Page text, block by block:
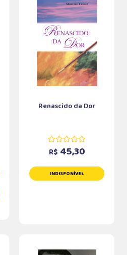
Renascido da Dor
R$ 45,30
INDISPONÍVEL